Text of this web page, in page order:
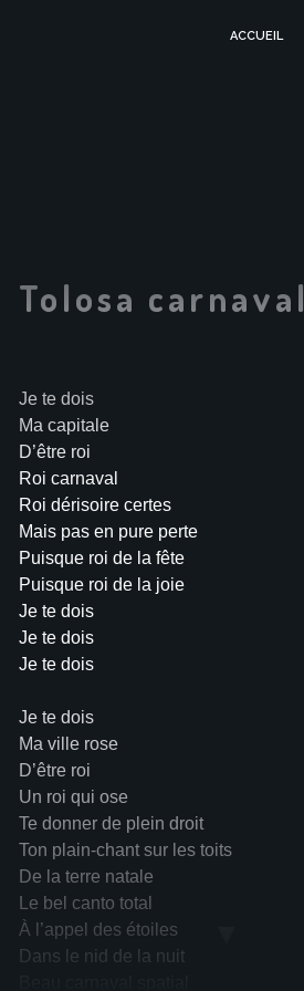
ACCUEIL
Tolosa carnaval
Je te dois
Ma capitale
D’être roi
Roi carnaval
Roi dérisoire certes
Mais pas en pure perte
Puisque roi de la fête
Puisque roi de la joie
Je te dois
Je te dois
Je te dois
Je te dois
Ma ville rose
D’être roi
Un roi qui ose
Te donner de plein droit
Ton plain-chant sur les toits
De la terre natale
Le bel canto total
À l’appel des étoiles
Dans le nid de la nuit